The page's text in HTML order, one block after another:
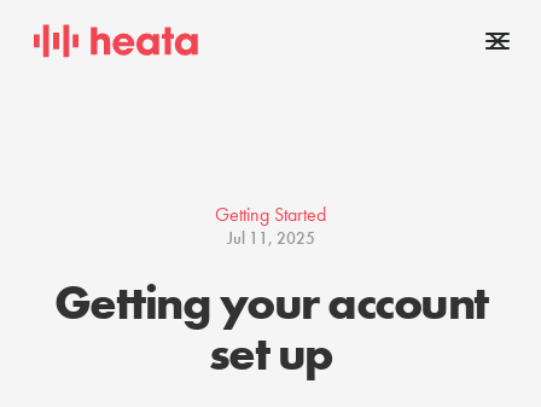
Getting Started
Jul 11, 2025
Getting your account
set up